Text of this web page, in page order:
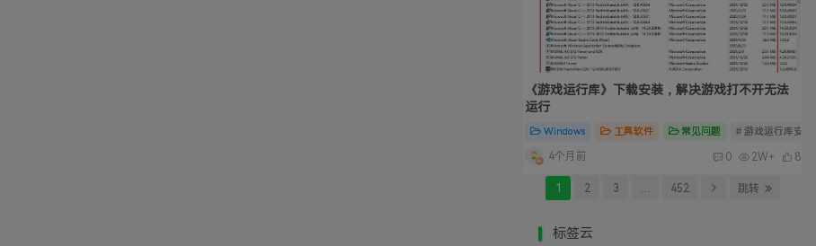
《游戏运行库》下载安装，解决游戏打不开无法
运行
Windows 工具软件 常见问题 # 游戏运行库安装
4个月前 0 2W+ 8
1 2 3 … 452 跳转
标签云